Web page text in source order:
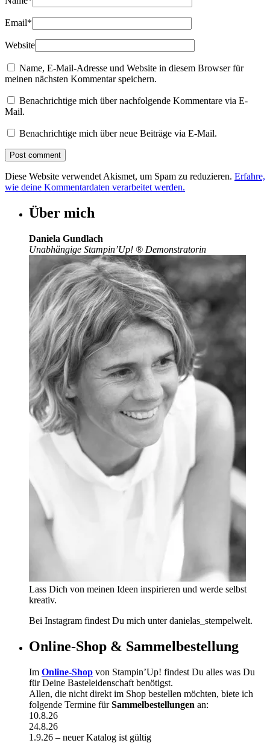
Email*
Website
Name, E-Mail-Adresse und Website in diesem Browser für
meinen nächsten Kommentar speichern.
Benachrichtige mich über nachfolgende Kommentare via E-
Mail.
Benachrichtige mich über neue Beiträge via E-Mail.
Diese Website verwendet Akismet, um Spam zu reduzieren. Erfahre,
wie deine Kommentardaten verarbeitet werden.
Über mich
Daniela Gundlach
Unabhängige Stampin’Up! ® Demonstratorin
Lass Dich von meinen Ideen inspirieren und werde selbst
kreativ.
Bei Instagram findest Du mich unter danielas_stempelwelt.
Online-Shop & Sammelbestellung
Im Online-Shop von Stampin’Up! findest Du alles was Du
für Deine Basteleidenschaft benötigst.
Allen, die nicht direkt im Shop bestellen möchten, biete ich
folgende Termine fürSammelbestellungen an:
10.8.26
24.8.26
1.9.26 – neuer Katalog ist gültig